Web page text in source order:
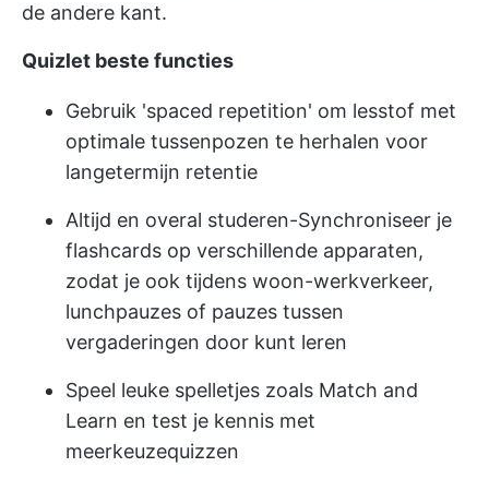
de andere kant.
Quizlet beste functies
Gebruik 'spaced repetition' om lesstof met
optimale tussenpozen te herhalen voor
langetermijn retentie
Altijd en overal studeren-Synchroniseer je
flashcards op verschillende apparaten,
zodat je ook tijdens woon-werkverkeer,
lunchpauzes of pauzes tussen
vergaderingen door kunt leren
Speel leuke spelletjes zoals Match and
Learn en test je kennis met
meerkeuzequizzen